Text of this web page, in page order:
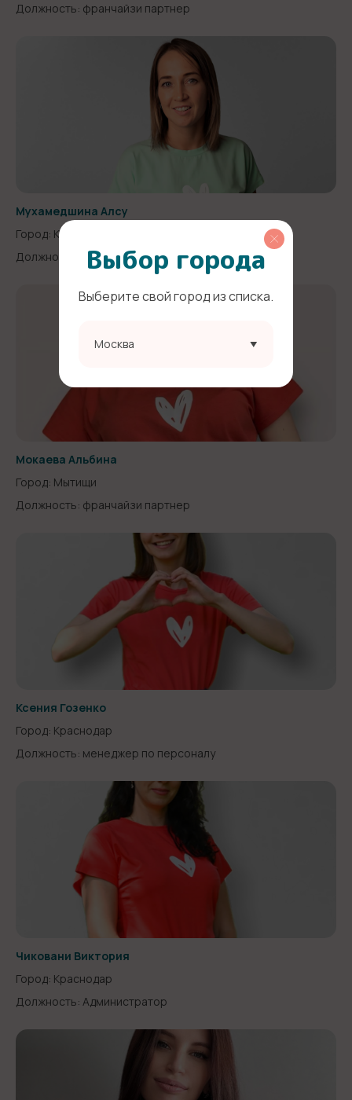
Должность: франчайзи партнер
Мухамедшина Алсу
Город: Казань
Должность: франчайзи партнер
Мокаева Альбина
Город: Мытищи
Должность: франчайзи партнер
Ксения Гозенко
Город: Краснодар
Должность: менеджер по персоналу
Чиковани Виктория
Город: Краснодар
Должность: Администратор
Выбор города
Выберите свой город из списка.
Москва